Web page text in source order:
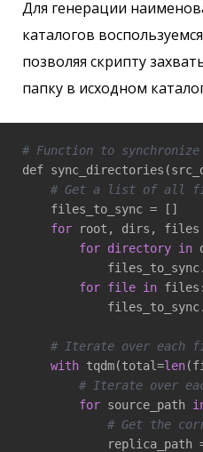
Для генерации
каталогов
позволяя скрипту
папку в исходном
# Function to
def
# Get a list of all
    files_to_sync = []
for root, dirs, files
for directory in
for file in files:
# Iterate over each
with tqdm(total=len
# Iterate over
for source_path
# Get the
replica_path